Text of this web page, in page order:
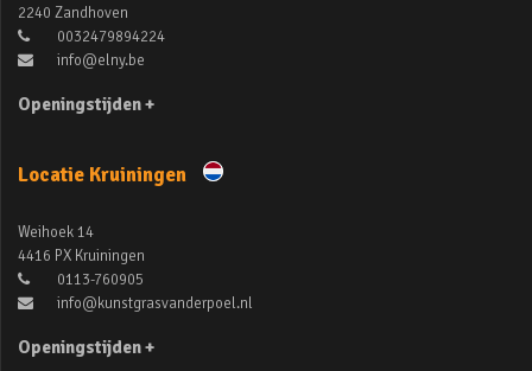
2240 Zandhoven
0032479894224
info@elny.be
Openingstijden +
Locatie Kruiningen
Weihoek 14
4416 PX Kruiningen
0113-760905
info@kunstgrasvanderpoel.nl
Openingstijden +